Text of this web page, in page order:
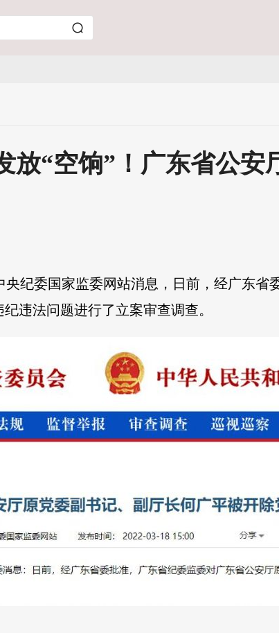
放“空饷”！广东省公安
央纪委国家监委网站消息，日前，经广东省
违法问题进行了立案审查调查。